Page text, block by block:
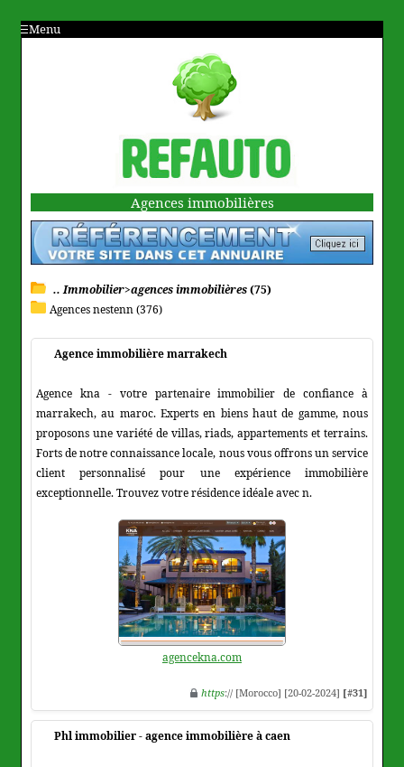
Menu
Agences immobilières
.. Immobilier>agences immobilières(75)
Agences nestenn (376)
Agence immobilière marrakech
Agence kna - votre partenaire immobilier de confiance à
marrakech, au maroc. Experts en biens haut de gamme, nous
proposons une variété de villas, riads, appartements et terrains.
Forts de notre connaissance locale, nous vous offrons un service
client personnalisé pour une expérience immobilière
exceptionnelle. Trouvez votre résidence idéale avec n.
agencekna.com
https:// [Morocco] [20-02-2024] [#31]
Phl immobilier - agence immobilière à caen